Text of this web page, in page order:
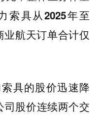
索具从2025年至
航天订单合计仅
具的股价迅速降
司股价连续两个交